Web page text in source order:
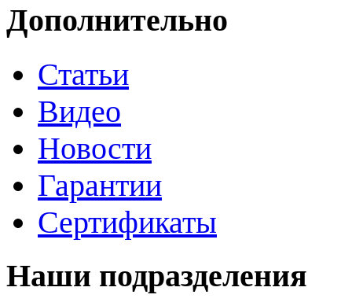
Дополнительно
Статьи
Видео
Новости
Гарантии
Сертификаты
Наши подразделения